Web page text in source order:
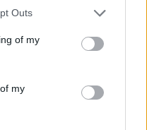
cuenta que algún
el derecho de
se aplicarán
en este sitio web o
Outs
of my
my